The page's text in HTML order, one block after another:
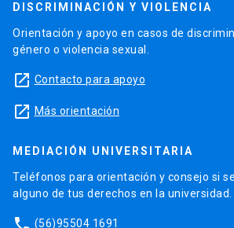
DISCRIMINACIÓN Y VIOLENCIA
Orientación y apoyo en casos de
género o violencia sexual.
launch Contacto para apoyo
launch Más orientación
MEDIACIÓN UNIVERSITARIA
Teléfonos para orientación y consejo si
alguno de tus derechos en la universidad.
(56)95504 1691